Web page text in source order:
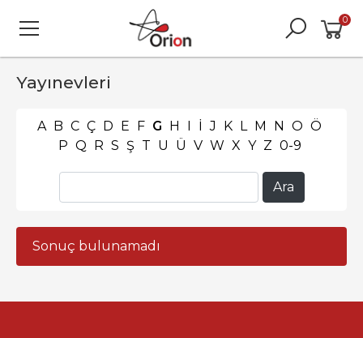
0
Yayınevleri
A B C Ç D E F G H I İ J K L M N O Ö
P Q R S Ş T U Ü V W X Y Z 0-9
Sonuç bulunamadı